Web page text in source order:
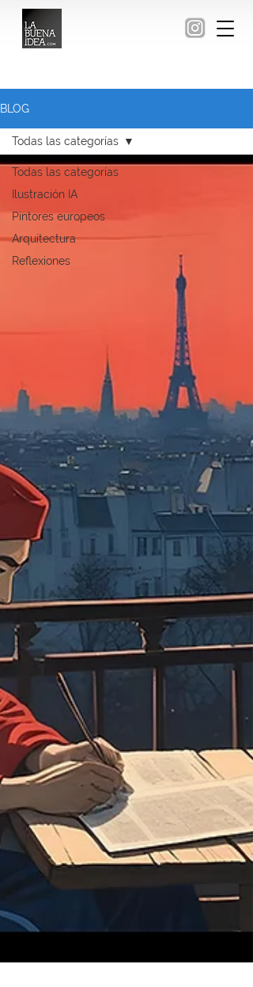
BLOG
Todas las categorías
Ilustración IA
Pintores europeos
Arquitectura
Reflexiones
Todas las categorías